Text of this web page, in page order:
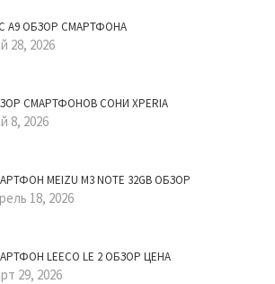
A9 ОБЗОР СМАРТФОНА
28, 2026
СМАРТФОНОВ СОНИ XPERIA
8, 2026
MEIZU M3 NOTE 32GB ОБЗОР
18, 2026
LEECO LE 2 ОБЗОР ЦЕНА
29, 2026